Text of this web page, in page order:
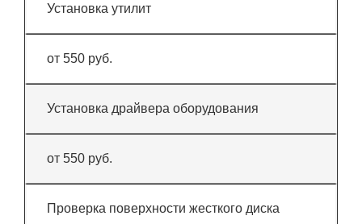
Установка утилит
от 550 руб.
Установка драйвера оборудования
от 550 руб.
Проверка поверхности жесткого диска